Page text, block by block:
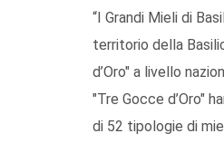
“I Grandi Mieli di
territorio della
d’Oro" a livello
"Tre Gocce d’Oro"
di 52 tipologie di